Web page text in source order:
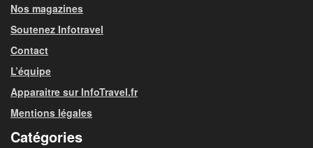
Nos magazines
Soutenez Infotravel
Contact
L’équipe
Apparaitre sur InfoTravel.fr
Mentions légales
Catégories